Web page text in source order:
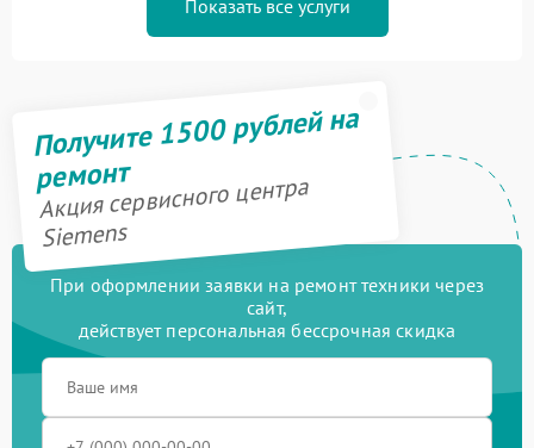
Показать все услуги
Получите 1500 рублей на
ремонт
Акция сервисного центра
Siemens
При оформлении заявки на ремонт техники через
сайт,
действует персональная бессрочная скидка